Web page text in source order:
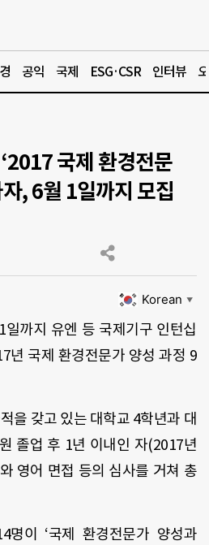
공익 국제 ESG·CSR 인터뷰
국제 환경전문
, 6월 1일까지 모집
Korean ▼
일까지 유엔 등 국제기구 인턴십
년 국제 환경전문가 양성 과정 9
을 갖고 있는 대학교 4학년과 대
졸업 후 1년 이내인 자(2017년
영어 면접 등의 심사를 거쳐 총
명이 ‘국제 환경전문가 양성과